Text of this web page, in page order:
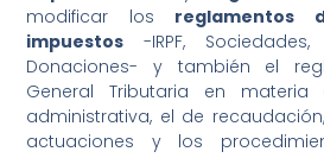
modificar los reglamentos
impuestos -IRPF,
Donaciones- y también el
General Tributaria en
administrativa, el de
actuaciones y los